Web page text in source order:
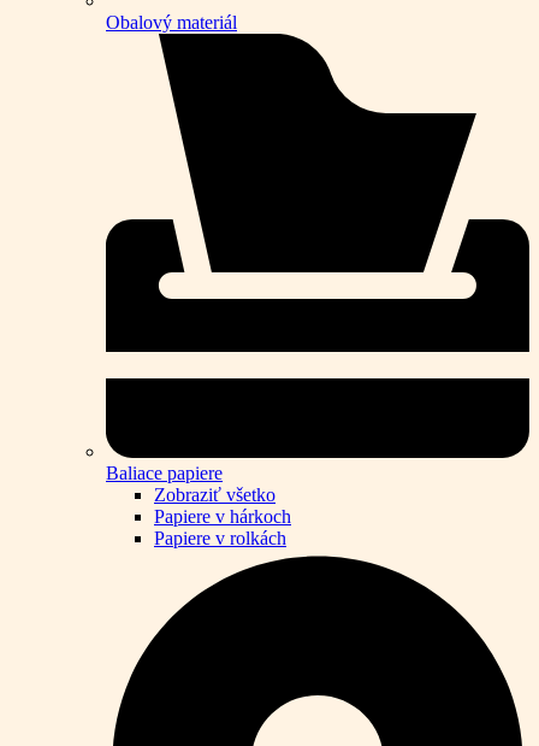
Obalový materiál
Baliace papiere
Zobraziť všetko
Papiere v hárkoch
Papiere v rolkách